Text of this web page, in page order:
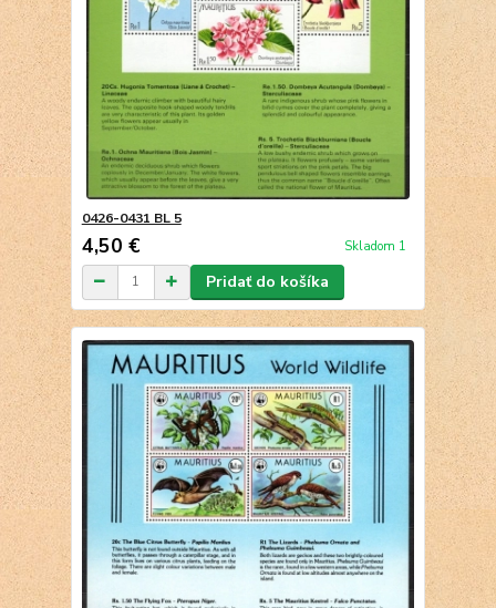
0426-0431 BL 5
4,50 € Skladom 1
Pridať do košíka